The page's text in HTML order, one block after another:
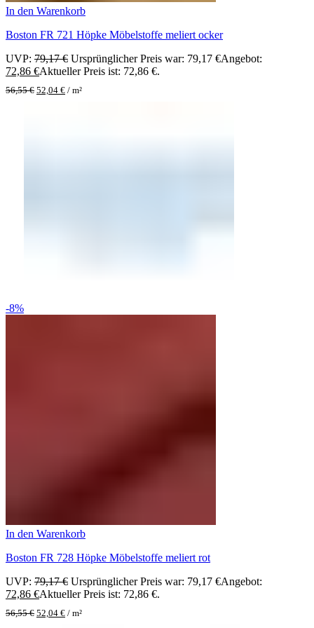
In den Warenkorb
Boston FR 721 Höpke Möbelstoffe meliert ocker
UVP: 79,17€ Ursprünglicher Preis war: 79,17 €Angebot:
72,86 €Aktueller Preis ist: 72,86 €.
56,55€ 52,04 € / m²
-8%
In den Warenkorb
Boston FR 728 Höpke Möbelstoffe meliert rot
UVP: 79,17€ Ursprünglicher Preis war: 79,17 €Angebot:
72,86 €Aktueller Preis ist: 72,86 €.
56,55€ 52,04 € / m²